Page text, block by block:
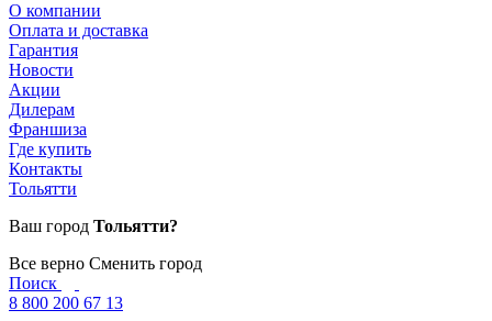
О компании
Оплата и доставка
Гарантия
Новости
Акции
Дилерам
Франшиза
Где купить
Контакты
Тольятти
Ваш город Тольятти?
Все верно Сменить город
Поиск
8 800 200 67 13